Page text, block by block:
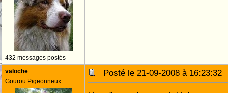
432 messages postés
valoche
Gourou Pigeonneux
Posté le 21-09-2008 à